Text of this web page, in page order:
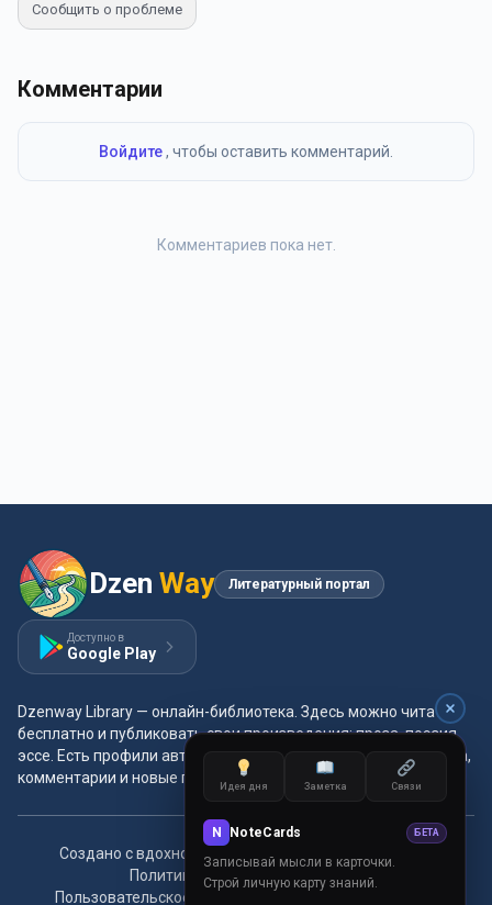
Сообщить о проблеме
Комментарии
Войдите, чтобы оставить комментарий.
Комментариев пока нет.
Dzen Way Литературный портал
Доступно в
Google Play
Dzenway Library — онлайн-библиотека. Здесь можно читать
бесплатно и публиковать свои произведения: проза, поэзия,
эссе. Есть профили авторов, жанры и метки, удобная читалка,
комментарии и новые главы каждый день.
Создано с вдохновением для читателей и авторов.
Политика конфиденциальности
Пользовательское соглашение
Идея дня Заметка Связи
N NoteCards БЕТА
Записывай мысли в карточки.
Строй личную карту знаний.